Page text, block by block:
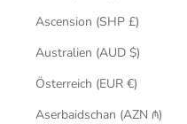
Ascension (SHP £)
Australien (AUD $)
Österreich (EUR €)
Aserbaidschan (AZN ₼)